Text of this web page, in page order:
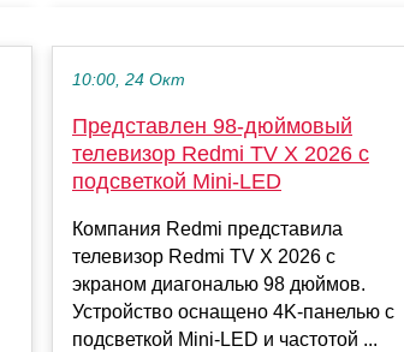
10:00, 24 Окт
Представлен 98-дюймовый
телевизор Redmi TV X 2026 с
подсветкой Mini-LED
Компания Redmi представила
телевизор Redmi TV X 2026 с
экраном диагональю 98 дюймов.
Устройство оснащено 4K-панелью с
подсветкой Mini-LED и частотой ...